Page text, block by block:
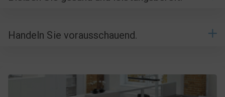
Handeln Sie vorausschauend.